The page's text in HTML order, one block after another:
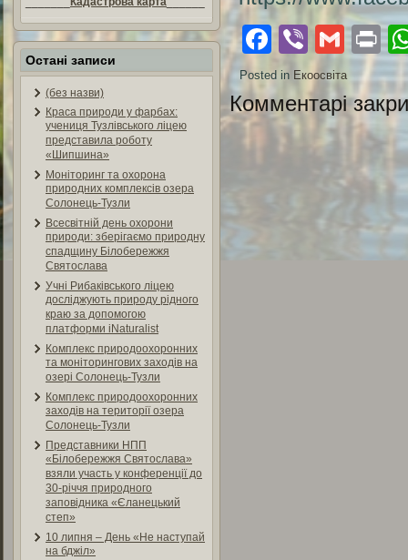
Остані записи
(без назви)
Краса природи у фарбах:
учениця Тузлівського ліцею
представила роботу
«Шипшина»
Моніторинг та охорона
природних комплексів озера
Солонець-Тузли
Всесвітній день охорони
природи: зберігаємо природну
спадщину Білобережжя
Святослава
Учні Рибаківського ліцею
досліджують природу рідного
краю за допомогою
платформи iNaturalist
Комплекс природоохоронних
та моніторингових заходів на
озері Солонець-Тузли
Комплекс природоохоронних
заходів на території озера
Солонець-Тузли
Представники НПП
«Білобережжя Святослава»
взяли участь у конференції до
30-річчя природного
заповідника «Єланецький
степ»
10 липня – День «Не наступай
на бджіл»
Facebook
Viber
Posted in Екоосвіта
Комментарі